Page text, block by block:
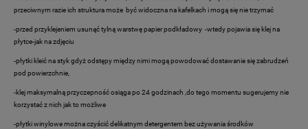
przeciwnym razie ich struktura może być widoczna na kafelkach i mogą się nie trzymać
-przed przyklejeniem usunąć tylną warstwę papier podkładowy -wtedy pojawia się klej na
płytce-jak na zdjęciu
-płytki kleić na styk gdyż odstępy między nimi mogą powodować dostawanie się zabrudzeń
pod powierzchnie,
-klej maksymalną przyczepność osiąga po 24 godzinach ,do tego momentu sugerujemy nie
korzystać z nich jak to możliwe
-płytki winylowe można czyścić delikatnym detergentem bez używania środków